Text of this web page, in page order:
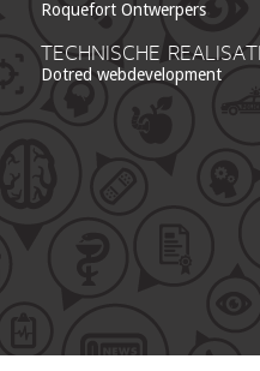
Roquefort Ontwerpers
TECHNISCHE
Dotred webdevelopment